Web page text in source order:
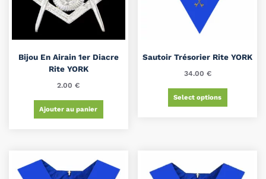
Bijou En Airain 1er Diacre
Rite YORK
2.00€
Ajouter au panier
Sautoir Trésorier Rite YORK
34.00 €
Select options